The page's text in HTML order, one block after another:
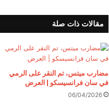
مقالات ذات صلة
مضارب ميتس، تم النقر على الرمي
في سان فرانسيسكو | العرض
06/04/2026